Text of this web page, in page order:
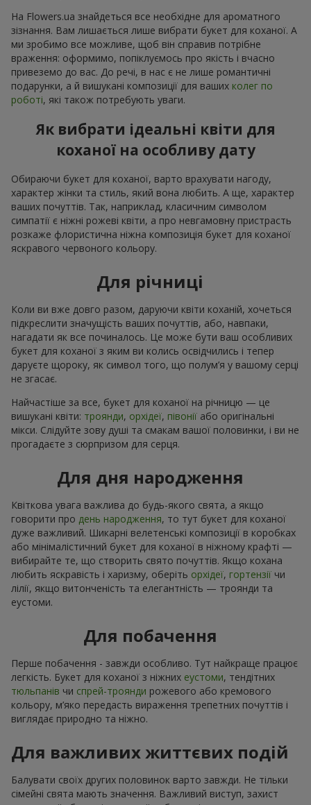
На Flowers.ua знайдеться все необхідне для ароматного
зізнання. Вам лишається лише вибрати букет для коханої. А
ми зробимо все можливе, щоб він справив потрібне
враження: оформимо, попіклуємось про якість і вчасно
привеземо до вас. До речі, в нас є не лише романтичні
подарунки, а й вишукані композиції для ваших колег по
роботі, які також потребують уваги.
Як вибрати ідеальні квіти для
коханої на особливу дату
Обираючи букет для коханої, варто врахувати нагоду,
характер жінки та стиль, який вона любить. А ще, характер
ваших почуттів. Так, наприклад, класичним символом
симпатії є ніжні рожеві квіти, а про невгамовну пристрасть
розкаже флористична ніжна композиція букет для коханої
яскравого червоного кольору.
Для річниці
Коли ви вже довго разом, даруючи квіти коханій, хочеться
підкреслити значущість ваших почуттів, або, навпаки,
нагадати як все починалось. Це може бути ваш особливих
букет для коханої з яким ви колись освідчились і тепер
даруєте щороку, як символ того, що полум’я у вашому серці
не згасає.
Найчастіше за все, букет для коханої на річницю — це
вишукані квіти: троянди, орхідеї, півонії або оригінальні
мікси. Слідуйте зову душі та смакам вашої половинки, і ви не
прогадаєте з сюрпризом для серця.
Для дня народження
Квіткова увага важлива до будь-якого свята, а якщо
говорити про день народження, то тут букет для коханої
дуже важливий. Шикарні велетенські композиції в коробках
або мінімалістичний букет для коханої в ніжному крафті —
вибирайте те, що створить свято почуттів. Якщо кохана
любить яскравість і харизму, оберіть орхідеї, гортензії чи
лілії, якщо витонченість та елегантність — троянди та
еустоми.
Для побачення
Перше побачення - завжди особливо. Тут найкраще працює
легкість. Букет для коханої з ніжних еустоми, тендітних
тюльпанів чи спрей-троянди рожевого або кремового
кольору, м’яко передасть вираження трепетних почуттів і
виглядає природно та ніжно.
Для важливих життєвих подій
Балувати своїх других половинок варто завжди. Не тільки
сімейні свята мають значення. Важливий виступ, захист